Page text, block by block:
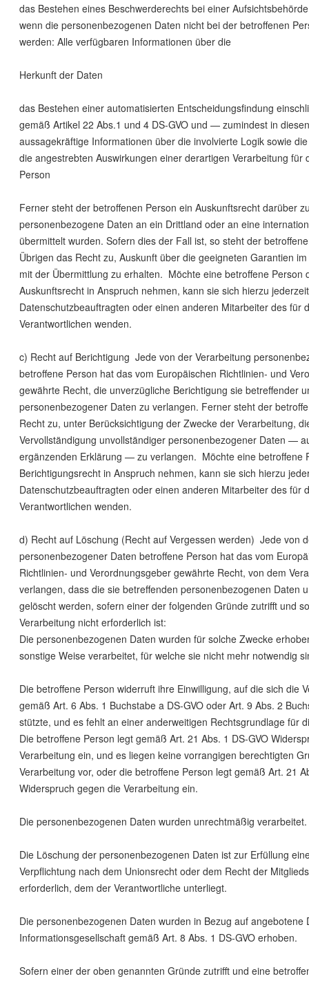
das Bestehen eines Beschwerderechts bei einer Aufsichtsbehörde
wenn die personenbezogenen Daten nicht bei der betroffenen
werden: Alle verfügbaren Informationen über die
Herkunft der Daten
das Bestehen einer automatisierten Entscheidungsfindung
gemäß Artikel 22 Abs.1 und 4 DS-GVO und — zumindest in
aussagekräftige Informationen über die involvierte Logik sowie
die angestrebten Auswirkungen einer derartigen Verarbeitung für
Person
Ferner steht der betroffenen Person ein Auskunftsrecht darüber
personenbezogene Daten an ein Drittland oder an eine
übermittelt wurden. Sofern dies der Fall ist, so steht der
Übrigen das Recht zu, Auskunft über die geeigneten Garantien
mit der Übermittlung zu erhalten. Möchte eine betroffene Person
Auskunftsrecht in Anspruch nehmen, kann sie sich hierzu
Datenschutzbeauftragten oder einen anderen Mitarbeiter des für
Verantwortlichen wenden.
c) Recht auf Berichtigung Jede von der Verarbeitung
betroffene Person hat das vom Europäischen Richtlinien- und
gewährte Recht, die unverzügliche Berichtigung sie betreffender
personenbezogener Daten zu verlangen. Ferner steht der
Recht zu, unter Berücksichtigung der Zwecke der Verarbeitung,
Vervollständigung unvollständiger personenbezogener Daten —
ergänzenden Erklärung — zu verlangen. Möchte eine betroffene
Berichtigungsrecht in Anspruch nehmen, kann sie sich hierzu
Datenschutzbeauftragten oder einen anderen Mitarbeiter des für
Verantwortlichen wenden.
d) Recht auf Löschung (Recht auf Vergessen werden) Jede von
personenbezogener Daten betroffene Person hat das vom
Richtlinien- und Verordnungsgeber gewährte Recht, von dem
verlangen, dass die sie betreffenden personenbezogenen Daten
gelöscht werden, sofern einer der folgenden Gründe zutrifft und
Verarbeitung nicht erforderlich ist:
Die personenbezogenen Daten wurden für solche Zwecke
sonstige Weise verarbeitet, für welche sie nicht mehr notwendig
Die betroffene Person widerruft ihre Einwilligung, auf die sich die
gemäß Art. 6 Abs. 1 Buchstabe a DS-GVO oder Art. 9 Abs. 2
stützte, und es fehlt an einer anderweitigen Rechtsgrundlage für
Die betroffene Person legt gemäß Art. 21 Abs. 1 DS-GVO
Verarbeitung ein, und es liegen keine vorrangigen berechtigten
Verarbeitung vor, oder die betroffene Person legt gemäß Art. 21
Widerspruch gegen die Verarbeitung ein.
Die personenbezogenen Daten wurden unrechtmäßig verarbeitet.
Die Löschung der personenbezogenen Daten ist zur Erfüllung
Verpflichtung nach dem Unionsrecht oder dem Recht der
erforderlich, dem der Verantwortliche unterliegt.
Die personenbezogenen Daten wurden in Bezug auf angebotene
Informationsgesellschaft gemäß Art. 8 Abs. 1 DS-GVO erhoben.
Sofern einer der oben genannten Gründe zutrifft und eine